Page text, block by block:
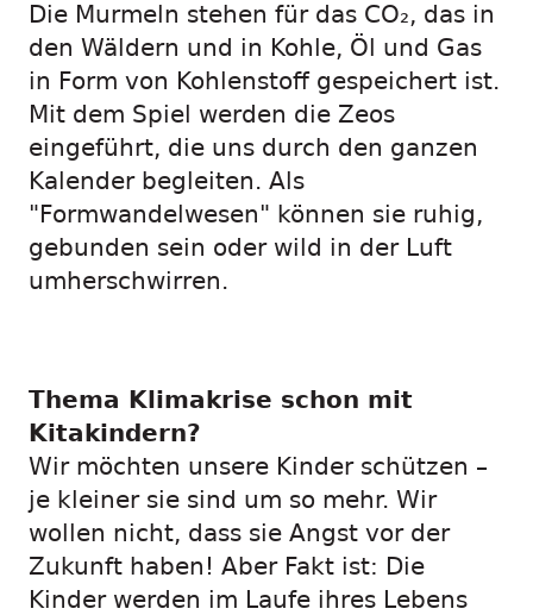
Die Murmeln stehen für das CO₂, das in
den Wäldern und in Kohle, Öl und Gas
in Form von Kohlenstoff gespeichert ist.
Mit dem Spiel werden die Zeos
eingeführt, die uns durch den ganzen
Kalender begleiten. Als
"Formwandelwesen" können sie ruhig,
gebunden sein oder wild in der Luft
umherschwirren.
Thema Klimakrise schon mit
Kitakindern?
Wir möchten unsere Kinder schützen –
je kleiner sie sind um so mehr. Wir
wollen nicht, dass sie Angst vor der
Zukunft haben! Aber Fakt ist: Die
Kinder werden im Laufe ihres Lebens